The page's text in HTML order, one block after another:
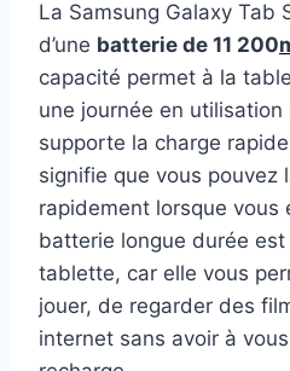
La Samsung Galaxy Tab
d’une batterie de 11 200
capacité permet à la
une journée en utilisation
supporte la charge
signifie que vous pouvez
rapidement lorsque vous
batterie longue durée
tablette, car elle vous
jouer, de regarder des
internet sans avoir à